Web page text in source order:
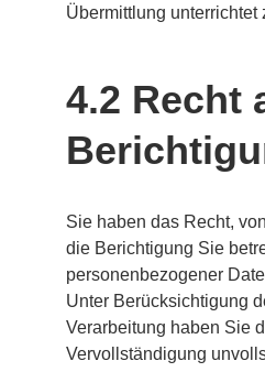
Übermittlung unterrichtet
4.2 Recht
Sie haben das Recht,
die Berichtigung Sie
personenbezogener
Unter Berücksichtigung
Verarbeitung haben Sie
Vervollständigung